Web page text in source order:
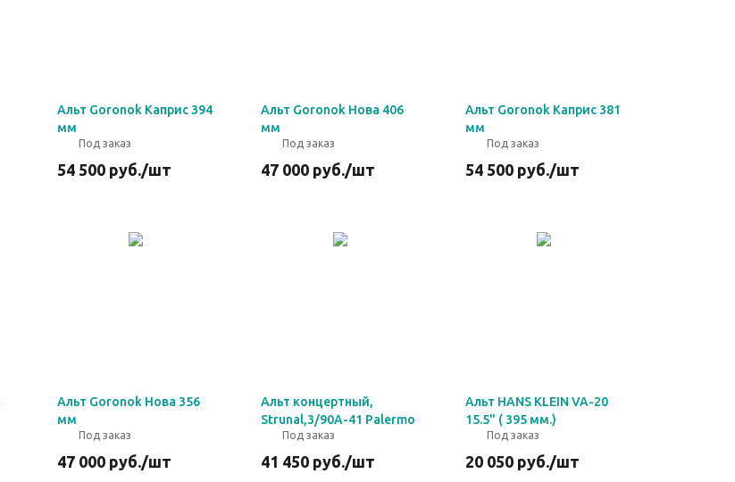
Альт Goronok Каприс 394
мм
Под заказ
54 500руб./шт
Альт Goronok Нова 406
мм
Под заказ
47 000 руб./шт
Альт Goronok Каприс 381
мм
Под заказ
54 500руб./шт
Альт Goronok Нова 356
мм
Под заказ
47 000руб./шт
Альт концертный,
Strunal,3/90A-41 Palermo
Под заказ
41 450 руб./шт
Альт HANS KLEIN VA-20
15.5" ( 395 мм.)
Под заказ
20 050руб./шт